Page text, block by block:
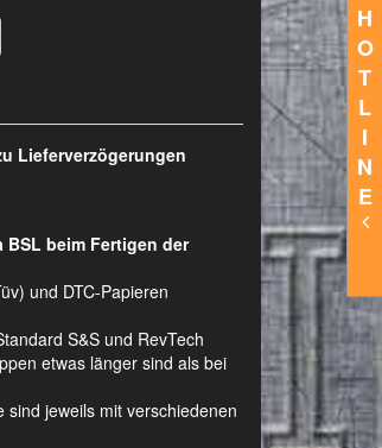
H
O
T
L
I
N
E
Lieferverzögerungen
beim Fertigen der
und DTC-Papieren
S&S und RevTech
etwas länger sind als bei
jeweils mit verschiedenen